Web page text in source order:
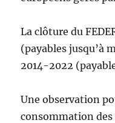
La clôture du
(payables jusqu’à
2014-2022
Une observation
consommation des